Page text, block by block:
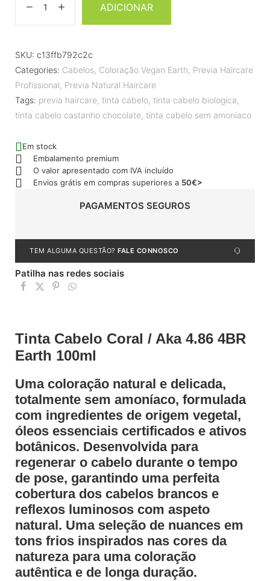
ADICIONAR
SKU: c13ffb792c2c
Categories: Cabelos, Coloração Vegan Earth, Previa Haircare
Profissional, Previa Natural Haircare
Tags: previa haircare, tinta cabelo, tinta cabelo biologica,
tinta cabelo castanho chocolate, tinta cabelo sem amoniaco
Em stock
Embalamento premium
O valor apresentado com IVA incluído
Envios grátis em compras superiores a 50€>
PAGAMENTOS SEGUROS
TEM ALGUMA QUESTÃO? FALE CONNOSCO
Patilha nas redes sociais
Tinta Cabelo Coral / Aka 4.86 4BR
Earth 100ml
Uma coloração natural e delicada,
totalmente sem amoníaco, formulada
com ingredientes de origem vegetal,
óleos essenciais certificados e ativos
botânicos. Desenvolvida para
regenerar o cabelo durante o tempo
de pose, garantindo uma perfeita
cobertura dos cabelos brancos e
reflexos luminosos com aspeto
natural. Uma seleção de nuances em
tons frios inspirados nas cores da
natureza para uma coloração
autêntica e de longa duração.